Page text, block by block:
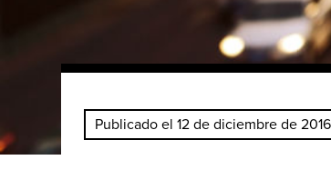
Publicado el 12 de diciembre de